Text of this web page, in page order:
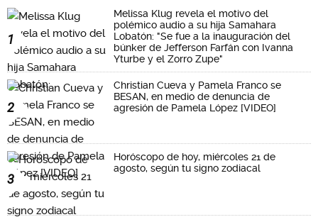
1
Melissa Klug revela el motivo del
polémico audio a su hija Samahara
Lobatón: "Se fue a la inauguración del
búnker de Jefferson Farfán con Ivanna
Yturbe y el Zorro Zupe"
2
Christian Cueva y Pamela Franco se
BESAN, en medio de denuncia de
agresión de Pamela López [VIDEO]
3
Horóscopo de hoy, miércoles 21 de
agosto, según tu signo zodiacal